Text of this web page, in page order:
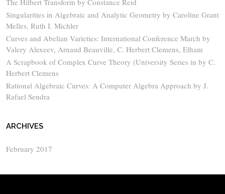
The Hilbert Transform by Constance Reid
Singularities in Algebraic and Analytic Geometry by Caroline Grant
Melles, Ruth I. Michler
Curves and Abelian Varieties: International Conference March by
Valery Alexeev, Arnaud Beauville, C. Herbert Clemens, Elham
A Scrapbook of Complex Curve Theory (University Series in by C.
Herbert Clemens
Rational Algebraic Curves: A Computer Algebra Approach by J.
Rafael Sendra
ARCHIVES
February 2017